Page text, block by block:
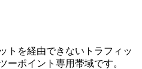
トを経由できないトラフィッ
ーポイント専用帯域です。